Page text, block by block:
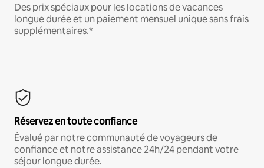
Des prix spéciaux pour les locations de vacances
longue durée et un paiement mensuel unique sans frais
supplémentaires.*
Réservez en toute confiance
Évalué par notre communauté de voyageurs de
confiance et notre assistance 24h/24 pendant votre
séjour longue durée.